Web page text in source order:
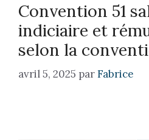
Convention 51
indiciaire et
selon la
avril 5, 2025 parFabrice